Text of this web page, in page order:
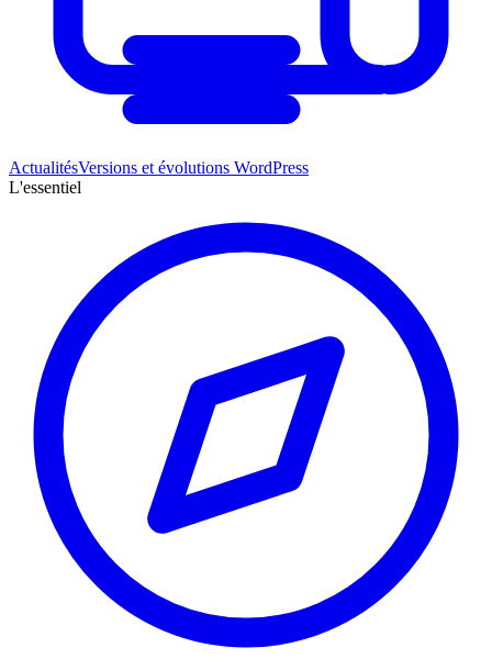
ActualitésVersions et évolutions WordPress
L'essentiel